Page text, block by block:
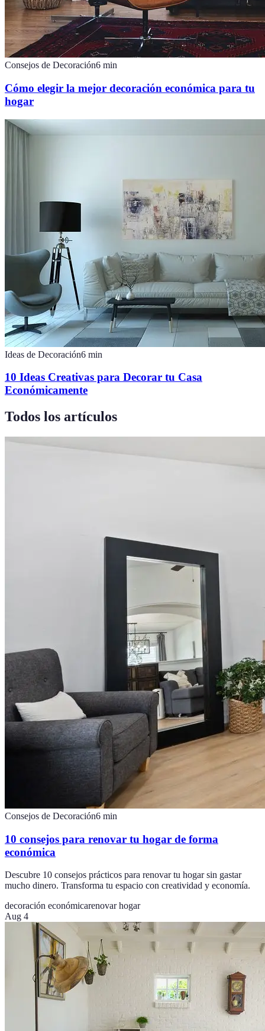
Consejos de Decoración6 min
Cómo elegir la mejor decoración económica para tu
hogar
Ideas de Decoración6 min
10 Ideas Creativas para Decorar tu Casa
Económicamente
Todos los artículos
Consejos de Decoración6 min
10 consejos para renovar tu hogar de forma
económica
Descubre 10 consejos prácticos para renovar tu hogar sin gastar
mucho dinero. Transforma tu espacio con creatividad y economía.
decoración económicarenovar hogar
Aug 4